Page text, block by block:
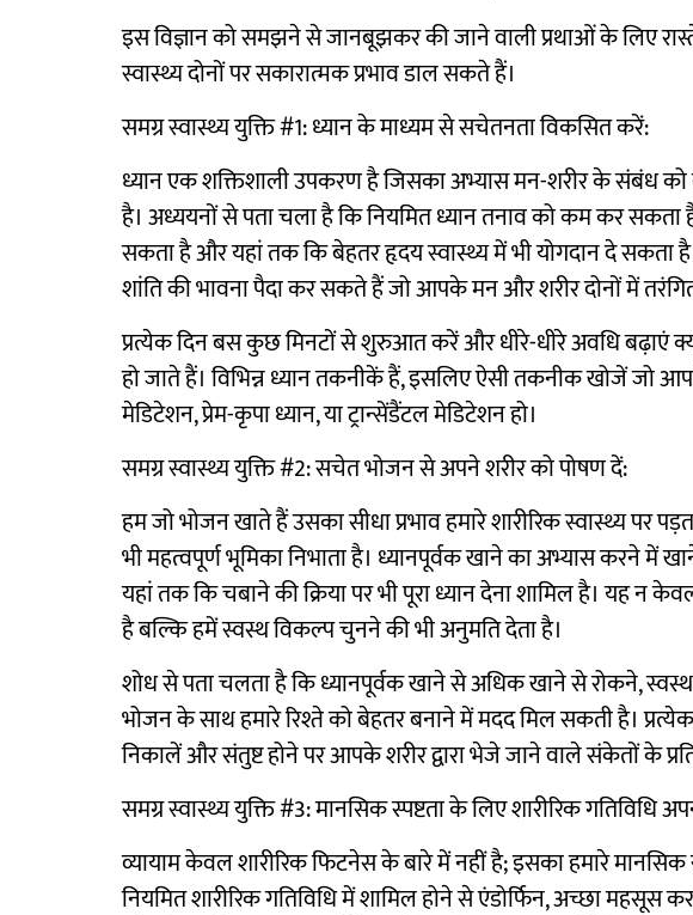
इस विज्ञान को समझने से जानबूझकर की जाने वाली प्रथाओं के लिए
स्वास्थ्य दोनों पर सकारात्मक प्रभाव डाल सकते हैं।
समग्र स्वास्थ्य युक्ति #1: ध्यान के माध्यम से सचेतनता विकसित करें:
ध्यान एक शक्तिशाली उपकरण है जिसका अभ्यास मन-शरीर के संबंध को
है। अध्ययनों से पता चला है कि नियमित ध्यान तनाव को कम कर
सकता है और यहां तक कि बेहतर हृदय स्वास्थ्य में भी योगदान दे सकता
शांति की भावना पैदा कर सकते हैं जो आपके मन और शरीर दोनों में
प्रत्येक दिन बस कुछ मिनटों से शुरुआत करें और धीरे-धीरे अवधि
हो जाते हैं। विभिन्न ध्यान तकनीकें हैं, इसलिए ऐसी तकनीक खोजें जो
मेडिटेशन, प्रेम-कृपा ध्यान, या ट्रान्सेंडैंटल मेडिटेशन हो।
समग्र स्वास्थ्य युक्ति #2: सचेत भोजन से अपने शरीर को पोषण दें:
हम जो भोजन खाते हैं उसका सीधा प्रभाव हमारे शारीरिक स्वास्थ्य पर
भी महत्वपूर्ण भूमिका निभाता है। ध्यानपूर्वक खाने का अभ्यास करने में
यहां तक कि चबाने की क्रिया पर भी पूरा ध्यान देना शामिल है। यह न
है बल्कि हमें स्वस्थ विकल्प चुनने की भी अनुमति देता है।
शोध से पता चलता है कि ध्यानपूर्वक खाने से अधिक खाने से रोकने,
भोजन के साथ हमारे रिश्ते को बेहतर बनाने में मदद मिल सकती है।
निकालें और संतुष्ट होने पर आपके शरीर द्वारा भेजे जाने वाले संकेतों के
समग्र स्वास्थ्य युक्ति #3: मानसिक स्पष्टता के लिए शारीरिक गतिविधि
व्यायाम केवल शारीरिक फिटनेस के बारे में नहीं है; इसका हमारे मानसिक
नियमित शारीरिक गतिविधि में शामिल होने से एंडोर्फिन, अच्छा महसूस